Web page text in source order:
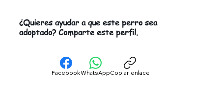
¿Quieres ayudar a que este perro sea
adoptado? Comparte este perfil.
FacebookWhatsAppCopiar enlace